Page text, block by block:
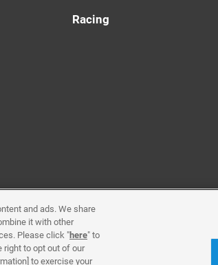
Racing
Ins Privacy Policy
Contact Us
and ads. We share
it with other
Please click "here" to
right to opt out of our
to exercise your